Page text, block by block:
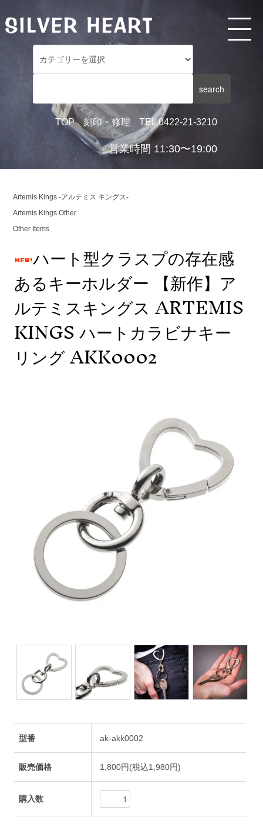
TOP 刻印・修理 TEL 0422-21-3210
営業時間 11:30〜19:00
Artemis Kings -アルテミス キングス-
Artemis Kings Other
Other Items
ハート型クラスプの存在感
あるキーホルダー 【新作】ア
ルテミスキングス ARTEMIS
KINGS ハートカラビナキー
リング AKK0002
型番 ak-akk0002
販売価格 1,800円(税込1,980円)
購入数